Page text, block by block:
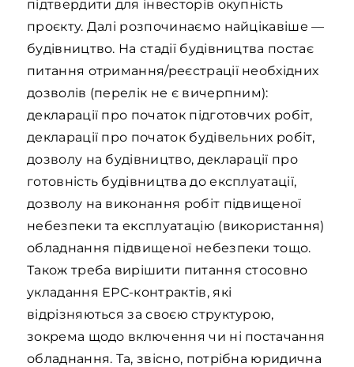
підтвердити для інвесторів окупність
проєкту. Далі розпочинаємо найцікавіше —
будівництво. На стадії будівництва постає
питання отримання/реєстрації необхідних
дозволів (перелік не є вичерпним):
декларації про початок підготовчих робіт,
декларації про початок будівельних робіт,
дозволу на будівництво, декларації про
готовність будівництва до експлуатації,
дозволу на виконання робіт підвищеної
небезпеки та експлуатацію (використання)
обладнання підвищеної небезпеки тощо.
Також треба вирішити питання стосовно
укладання ЕРС-контрактів, які
відрізняються за своєю структурою,
зокрема щодо включення чи ні постачання
обладнання. Та, звісно, потрібна юридична